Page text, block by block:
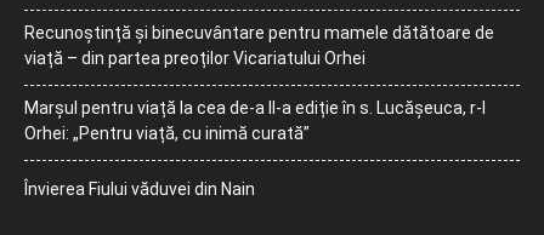
Recunoștință și binecuvântare pentru mamele dătătoare de
viață – din partea preoților Vicariatului Orhei
Marșul pentru viață la cea de-a II-a ediție în s. Lucășeuca, r-l
Orhei: „Pentru viață, cu inimă curată”
Învierea Fiului văduvei din Nain